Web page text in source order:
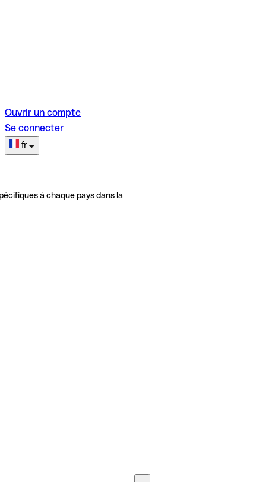
Ouvrir un compte
Se connecter
fr
à chaque pays dans la